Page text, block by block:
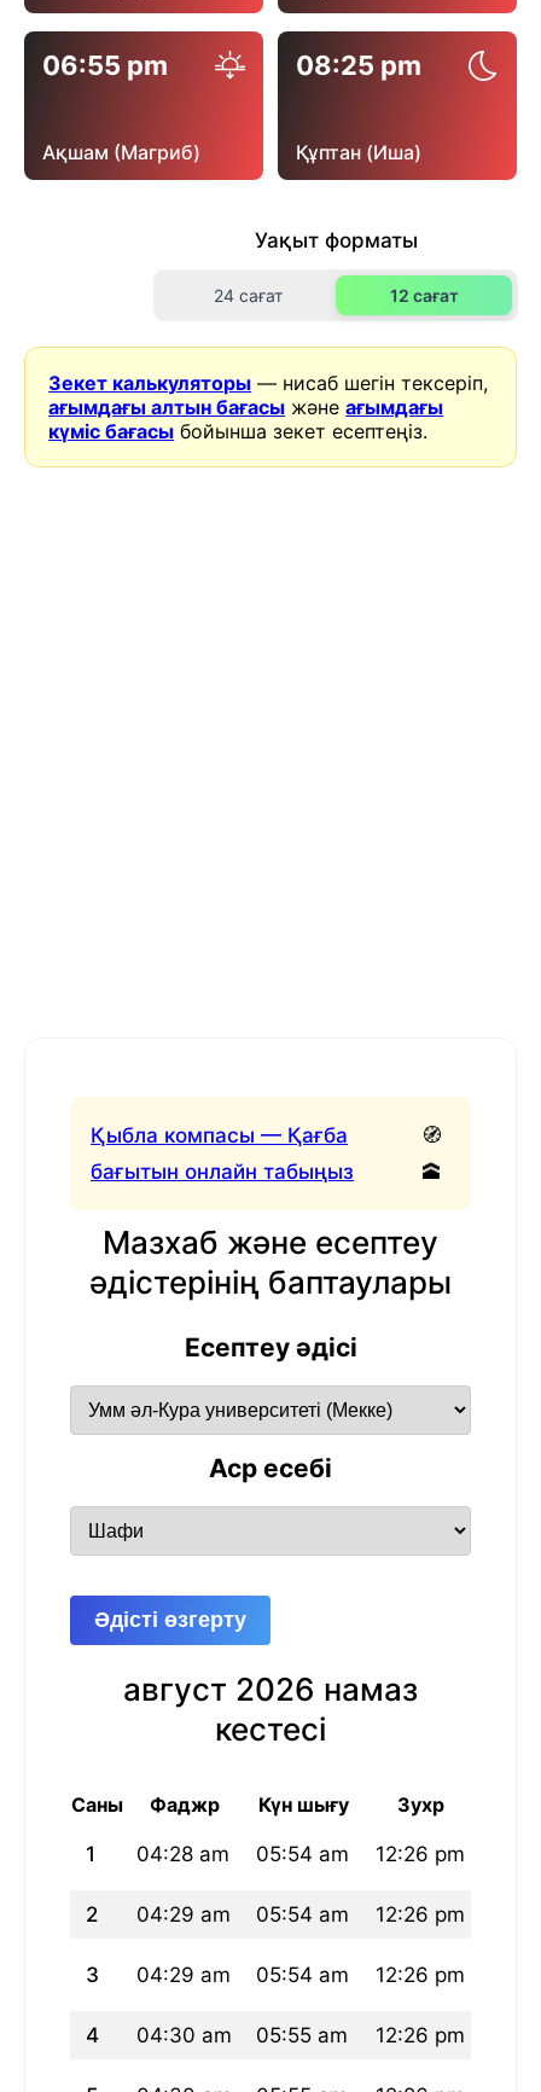
06:55 pm
Ақшам (Магриб)
08:25 pm
Құптан (Иша)
Уақыт форматы
24 сағат 12 сағат
Зекет калькуляторы — нисаб шегін тексеріп,
ағымдағы алтын бағасы жәнеағымдағы
күміс бағасы бойынша зекет есептеңіз.
Қыбла компасы — Қағба
бағытын онлайн табыңыз
🧭
🕋
Мазхаб және есептеу
әдістерінің баптаулары
Есептеу әдісі
Аср есебі
Әдісті өзгерту
август 2026 намаз
кестесі
Саны Фаджр Күн шығу Зухр
1 04:28 am 05:54 am 12:26 pm
2 04:29 am 05:54 am 12:26 pm
3 04:29 am 05:54 am 12:26 pm
4 04:30 am 05:55 am 12:26 pm